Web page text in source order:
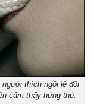
người thích ngồi lê đôi
cảm thấy hứng thú.